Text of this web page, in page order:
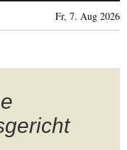
Fr, 7. Aug 2026